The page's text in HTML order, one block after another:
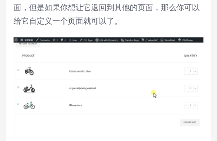
面，但是如果你想让它返回到其他的页面，那么你可以
给它自定义一个页面就可以了。